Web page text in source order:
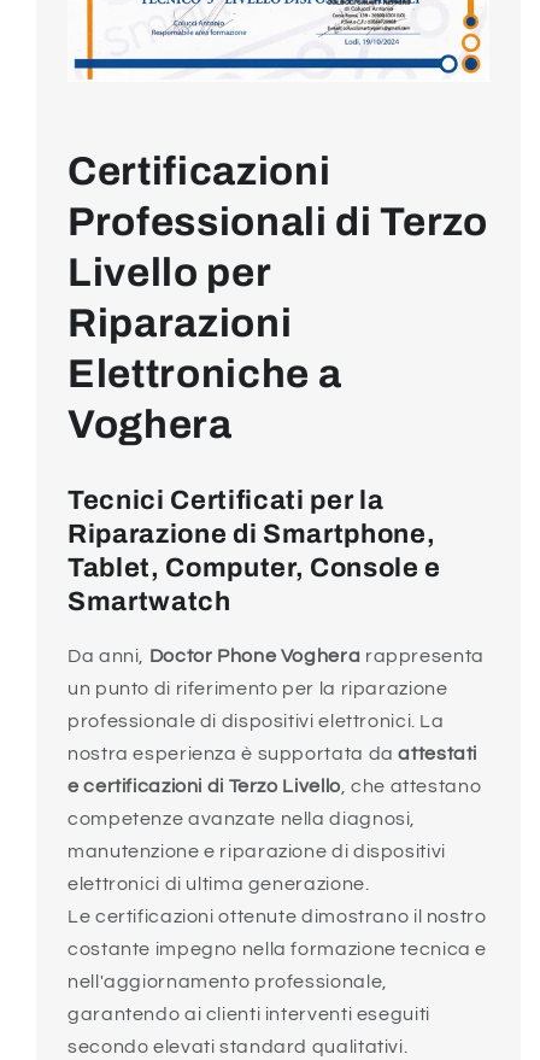
Certificazioni
Professionali di Terzo
Livello per
Riparazioni
Elettroniche a
Voghera
Tecnici Certificati per la
Riparazione di Smartphone,
Tablet, Computer, Console e
Smartwatch
Da anni, Doctor Phone Voghera rappresenta
un punto di riferimento per la riparazione
professionale di dispositivi elettronici. La
nostra esperienza è supportata daattestati
e certificazioni di Terzo Livello , che attestano
competenze avanzate nella diagnosi,
manutenzione e riparazione di dispositivi
elettronici di ultima generazione.
Le certificazioni ottenute dimostrano il nostro
costante impegno nella formazione tecnica e
nell'aggiornamento professionale,
garantendo ai clienti interventi eseguiti
secondo elevati standard qualitativi.